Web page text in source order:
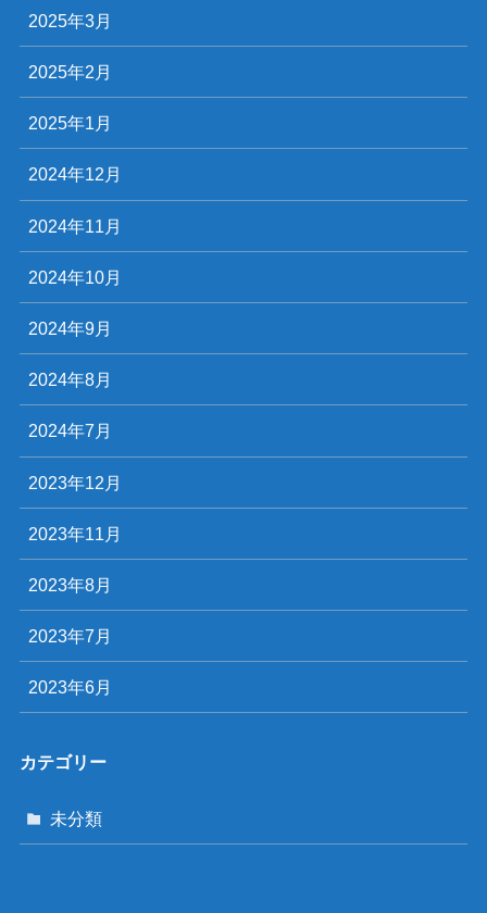
2025年3月
2025年2月
2025年1月
2024年12月
2024年11月
2024年10月
2024年9月
2024年8月
2024年7月
2023年12月
2023年11月
2023年8月
2023年7月
2023年6月
カテゴリー
未分類